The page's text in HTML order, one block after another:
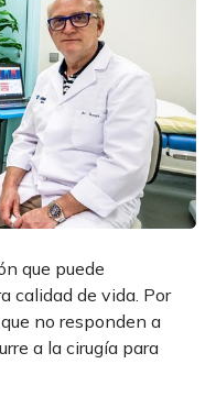
que puede
calidad de vida. Por
no responden a
a la cirugía para